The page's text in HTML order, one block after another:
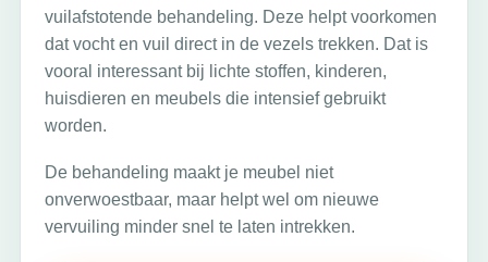
vuilafstotende behandeling. Deze helpt voorkomen
dat vocht en vuil direct in de vezels trekken. Dat is
vooral interessant bij lichte stoffen, kinderen,
huisdieren en meubels die intensief gebruikt
worden.
De behandeling maakt je meubel niet
onverwoestbaar, maar helpt wel om nieuwe
vervuiling minder snel te laten intrekken.